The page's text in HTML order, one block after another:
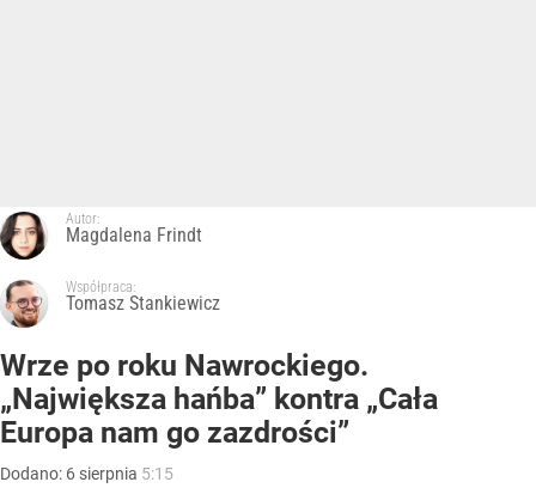
Autor:
Magdalena Frindt
Współpraca:
Tomasz Stankiewicz
Wrze po roku Nawrockiego.
„Największa hańba” kontra „Cała
Europa nam go zazdrości”
Dodano: 6 sierpnia 5:15